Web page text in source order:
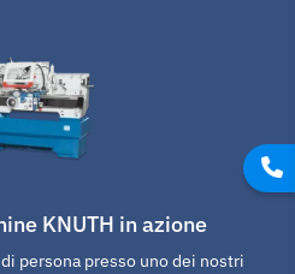
KNUTH in azione
persona presso uno dei nostri